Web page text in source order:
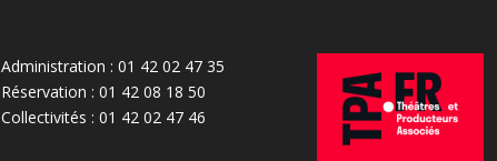
Administration : 01 42 02 47 35
Réservation : 01 42 08 18 50
Collectivités : 01 42 02 47 46